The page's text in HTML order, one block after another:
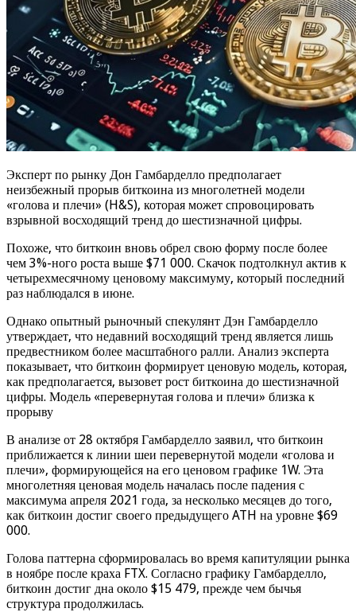
Эксперт по рынку Дон Гамбарделло предполагает
неизбежный прорыв биткоина из многолетней модели
«голова и плечи» (H&S), которая может спровоцировать
взрывной восходящий тренд до шестизначной цифры.
Похоже, что биткоин вновь обрел свою форму после более
чем 3%-ного роста выше $71 000. Скачок подтолкнул актив к
четырехмесячному ценовому максимуму, который последний
раз наблюдался в июне.
Однако опытный рыночный спекулянт Дэн Гамбарделло
утверждает, что недавний восходящий тренд является лишь
предвестником более масштабного ралли. Анализ эксперта
показывает, что биткоин формирует ценовую модель, которая,
как предполагается, вызовет рост биткоина до шестизначной
цифры. Модель «перевернутая голова и плечи» близка к
прорыву
В анализе от 28 октября Гамбарделло заявил, что биткоин
приближается к линии шеи перевернутой модели «голова и
плечи», формирующейся на его ценовом графике 1W. Эта
многолетняя ценовая модель началась после падения с
максимума апреля 2021 года, за несколько месяцев до того,
как биткоин достиг своего предыдущего ATH на уровне $69
000.
Голова паттерна сформировалась во время капитуляции рынка
в ноябре после краха FTX. Согласно графику Гамбарделло,
биткоин достиг дна около $15 479, прежде чем бычья
структура продолжилась.